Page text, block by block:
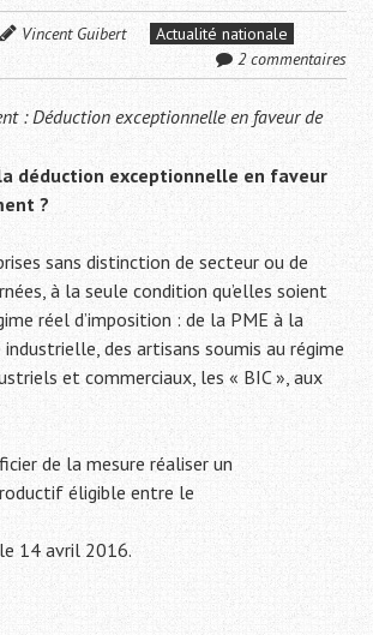
Vincent Guibert
Actualité nationale
2 commentaires
:Déduction exceptionnelle en faveur de
déduction exceptionnelle en faveur
?
sans distinction de secteur ou de
à la seule condition qu’elles soient
réel d’imposition : de la PME à la
des artisans soumis au régime
et commerciaux, les « BIC », aux
de la mesure réaliser un
éligible entre le
14 avril 2016.